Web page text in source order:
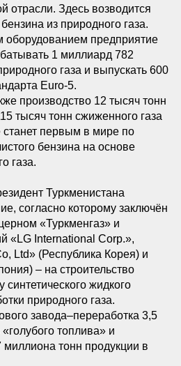
отрасли. Здесь возводится
из природного газа.
предприятие
1 миллиард 782
газа и выпускать 600
Euro-5.
производство 12 тысяч тонн
тысяч тонн сжиженного газа
станет первым в мире по
бензина на основе
газа.
Туркменистана
согласно которому заключён
«Туркменгаз» и
«LG International Corp.»,
Ltd» (Республика Корея) и
– на строительство
синтетического жидкого
природного газа.
завода–переработка 3,5
топлива» и
миллиона тонн продукции в